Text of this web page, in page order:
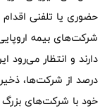
شرکت‌های بیمه
درصد از شرکت‌ها،
خود با شرکت‌های